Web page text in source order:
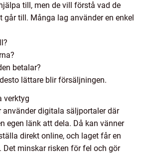
till, men de vill förstå vad de
går till. Många lag använder en enkel
betalar?
lättare blir försäljningen.
verktyg
använder digitala säljportaler där
egen länk att dela. Då kan vänner
direkt online, och laget får en
Det minskar risken för fel och gör